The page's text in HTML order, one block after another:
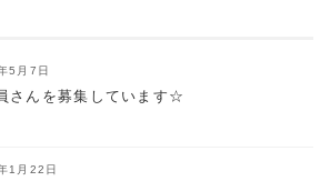
5月7日
さんを募集しています☆
1月22日